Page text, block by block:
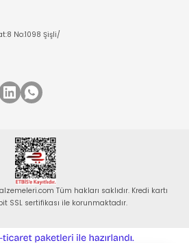
No:1098 Şişli/
Tüm hakları saklıdır. Kredi kartı
SSL sertifikası ile korunmaktadır.
e-